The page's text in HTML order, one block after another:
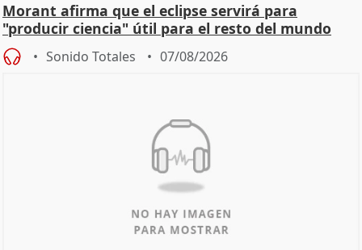
Morant afirma que el eclipse servirá para
"producir ciencia" útil para el resto del mundo
Sonido Totales 07/08/2026